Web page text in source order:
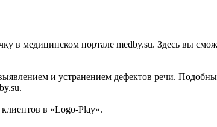
в медицинском портале medby.su. Здесь вы
и устранением дефектов речи.
в «Logo-Play».